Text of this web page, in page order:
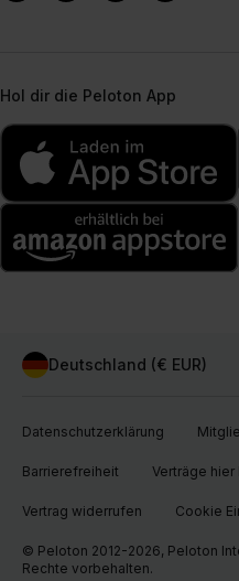
Hol dir die Peloton App
Deutschland (€ EUR)
Datenschutzerklärung
Barrierefreiheit Verträge hier
Vertrag widerrufen Cookie
© Peloton 2012-2026, Peloton
Rechte vorbehalten.